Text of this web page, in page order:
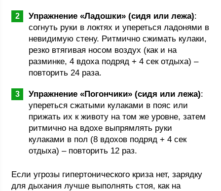
Упражнение «Ладошки» (сидя или лежа):
согнуть руки в локтях и упереться ладонями в
невидимую стену. Ритмично сжимать кулаки,
резко втягивая носом воздух (как и на
разминке, 4 вдоха подряд + 4 сек отдыха) –
повторить 24 раза.
Упражнение «Погончики» (сидя или лежа):
упереться сжатыми кулаками в пояс или
прижать их к животу на том же уровне, затем
ритмично на вдохе выпрямлять руки
кулаками в пол (8 вдохов подряд + 4 сек
отдыха) – повторить 12 раз.
Если угрозы гипертонического криза нет, зарядку
для дыхания лучше выполнять стоя, как на